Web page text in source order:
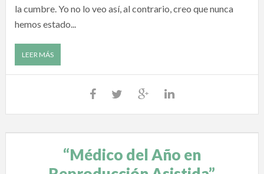
la cumbre. Yo no lo veo así, al contrario, creo que nunca
hemos estado...
LEER MÁS
“Médico del Año en